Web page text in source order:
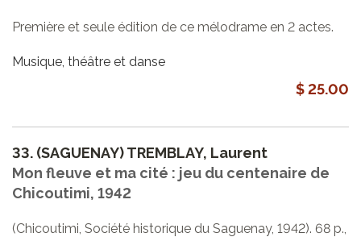
Première et seule édition de ce mélodrame en 2 actes.
Musique, théâtre et danse
$ 25.00
33. (SAGUENAY) TREMBLAY, Laurent
Mon fleuve et ma cité : jeu du centenaire de
Chicoutimi, 1942
(Chicoutimi, Société historique du Saguenay, 1942). 68 p.,